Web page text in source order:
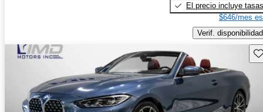
El precio incluye tasas
$646/mes
Verif. disponibilidad